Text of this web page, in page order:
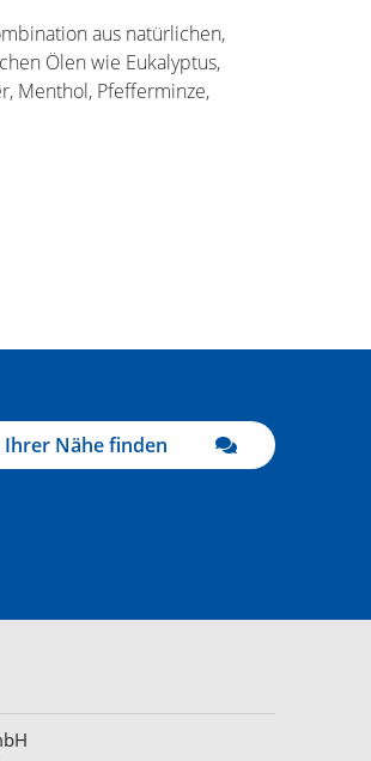
aus natürlichen,
Ölen wie Eukalyptus,
Menthol, Pfefferminze,
Nähe finden